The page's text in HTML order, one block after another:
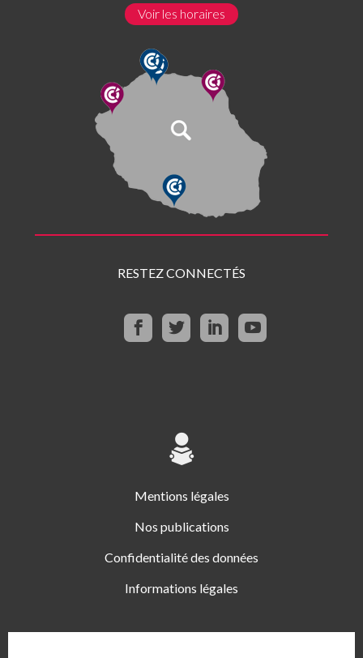
Voir les horaires
RESTEZ CONNECTÉS
Mentions légales
Nos publications
Confidentialité des données
Informations légales